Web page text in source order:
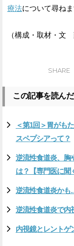
療法について尋ねま
（構成・取材・文
SHARE
この記事を読ん
＜第1回＞胃がも
スペプシアって？
逆流性食道炎、胸
は？【専門医に聞
逆流性食道炎かも
逆流性食道炎で内
内視鏡とレントゲ